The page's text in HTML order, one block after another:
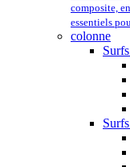
composite,
essentiels
colonne